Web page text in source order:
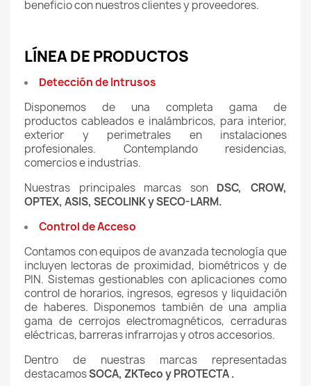
beneficio con nuestros clientes y proveedores.
LÍNEA DE PRODUCTOS
Detección de Intrusos
Disponemos de una completa gama de
productos cableados e inalámbricos, para interior,
exterior y perimetrales en instalaciones
profesionales. Contemplando residencias,
comercios e industrias.
Nuestras principales marcas son DSC, CROW,
OPTEX, ASIS, SECOLINK y SECO-LARM.
Control de Acceso
Contamos con equipos de avanzada tecnología que
incluyen lectoras de proximidad, biométricos y de
PIN. Sistemas gestionables con aplicaciones como
control de horarios, ingresos, egresos y liquidación
de haberes. Disponemos también de una amplia
gama de cerrojos electromagnéticos, cerraduras
eléctricas, barreras infrarrojas y otros accesorios.
Dentro de nuestras marcas representadas
destacamosSOCA, ZKTeco y PROTECTA.